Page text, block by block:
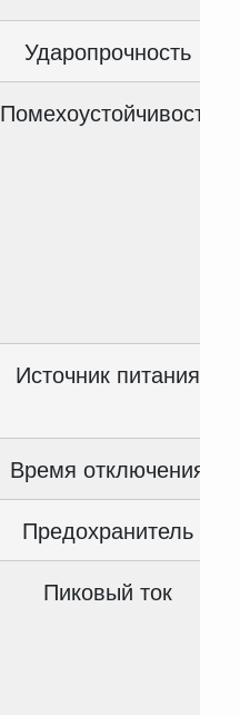
Ударопрочность
Помехоустойчивость
Источник питания
Время отключения
Предохранитель
Пиковый ток